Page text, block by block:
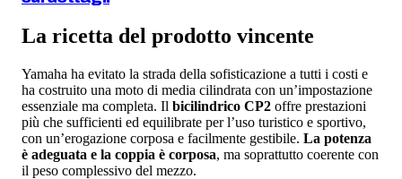
La ricetta del prodotto vincente
Yamaha ha evitato la strada della sofisticazione a tutti i costi e
ha costruito una moto di media cilindrata con un’impostazione
essenziale ma completa. Il bicilindrico CP2 offre prestazioni
più che sufficienti ed equilibrate per l’uso turistico e sportivo,
con un’erogazione corposa e facilmente gestibile. La potenza
è adeguata e la coppia è corposa, ma soprattutto coerente con
il peso complessivo del mezzo.